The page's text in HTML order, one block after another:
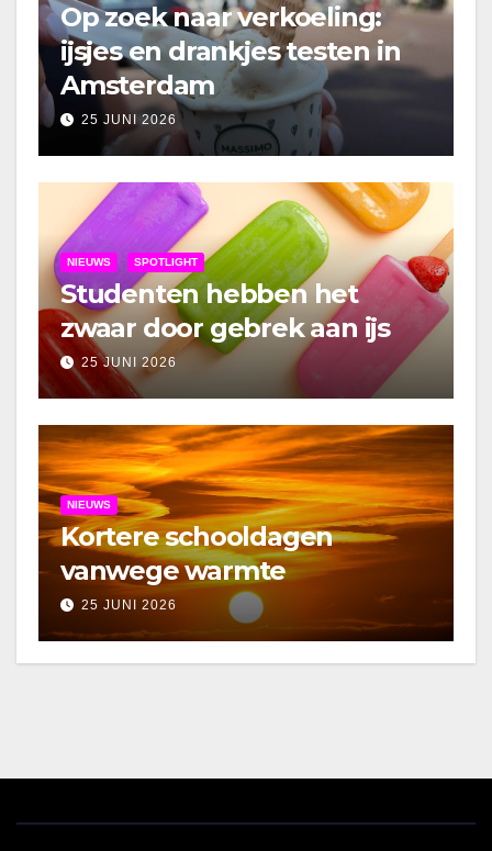
Op zoek naar verkoeling:
ijsjes en drankjes testen in
Amsterdam
25 JUNI 2026
NIEUWS SPOTLIGHT
Studenten hebben het
zwaar door gebrek aan ijs
25 JUNI 2026
NIEUWS
Kortere schooldagen
vanwege warmte
25 JUNI 2026